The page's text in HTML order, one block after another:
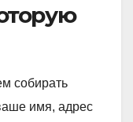
собирать
имя, адрес